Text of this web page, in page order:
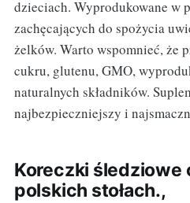
dzieciach. Wyprodukowane w
zachęcających do spożycia
żelków. Warto wspomnieć, że
cukru, glutenu, GMO,
naturalnych składników.
najbezpieczniejszy i
Koreczki śledziowe
polskich stołach.,